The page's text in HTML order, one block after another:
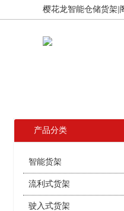
樱花龙智能仓储货架|
产品分类
智能货架
流利式货架
驶入式货架